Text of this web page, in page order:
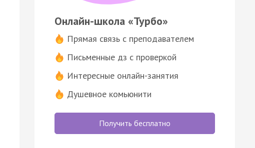
Онлайн-школа «Турбо»
Прямая связь с преподавателем
Письменные дз с проверкой
Интересные онлайн-занятия
Душевное комьюнити
Получить бесплатно